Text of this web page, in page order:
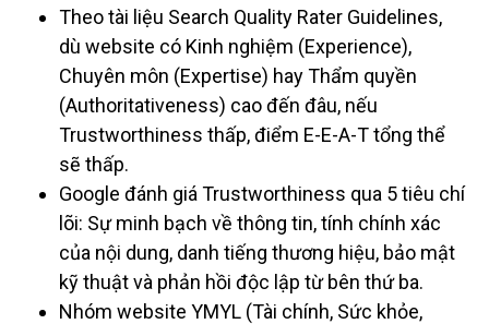
Theo tài liệu Search Quality Rater Guidelines,
dù website có Kinh nghiệm (Experience),
Chuyên môn (Expertise) hay Thẩm quyền
(Authoritativeness) cao đến đâu, nếu
Trustworthiness thấp, điểm E-E-A-T tổng thể
sẽ thấp.
Google đánh giá Trustworthiness qua 5 tiêu chí
lõi: Sự minh bạch về thông tin, tính chính xác
của nội dung, danh tiếng thương hiệu, bảo mật
kỹ thuật và phản hồi độc lập từ bên thứ ba.
Nhóm website YMYL (Tài chính, Sức khỏe,